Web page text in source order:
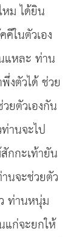
ม ได้ยิน
คีในตัวเอง
แหละ ท่าน
งตัวได้ ช่วย
ยตัวเองกัน
านจะไป
กกะเท้ายัน
นจะช่วยตัว
ท่านหนุ่ม
แก่จะยกให้